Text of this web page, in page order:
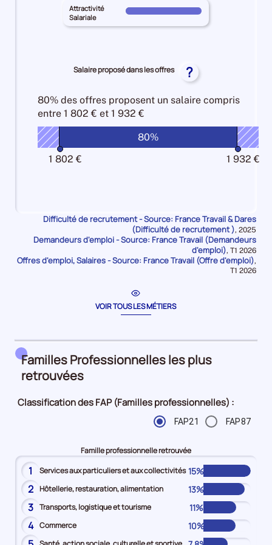
géographique
les
Intensité
D'ARMOR
pour
formation
métier
10%
territoire
les
de
main
d'oeuvre
10%
Attractivité
Salariale
Pour
le
COTES-
les
Attractivité
Salariale
100%
Salaire proposé dans les offres ?
80% des offres proposent un salaire compris
entre 1 802 € et 1 932 €
80%
1 802 €
1 932 €
Difficulté de recrutement - Source: France Travail & Dares
(Difficulté de recrutement ), Données
pour
la
période
2025
Demandeurs d'emploi - Source: France Travail (Demandeurs
d'emploi), Données
pour
la
T1 2026
Offres d'emploi, Salaires - Source: France Travail (Offre d'emploi),
Données
T1 2026
VOIR TOUS LES MÉTIERS
Familles Professionnelles les plus
retrouvées
Classification des FAP (Familles professionnelles) :
FAP21 FAP87
Famille professionnelle retrouvée
1 Services aux particuliers et aux collectivités 15%
2 Hôtellerie, restauration, alimentation 13%
3 Transports, logistique et tourisme 11%
4 Commerce 10%